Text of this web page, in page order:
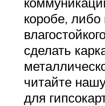
коробе,
сделать
читайте
для